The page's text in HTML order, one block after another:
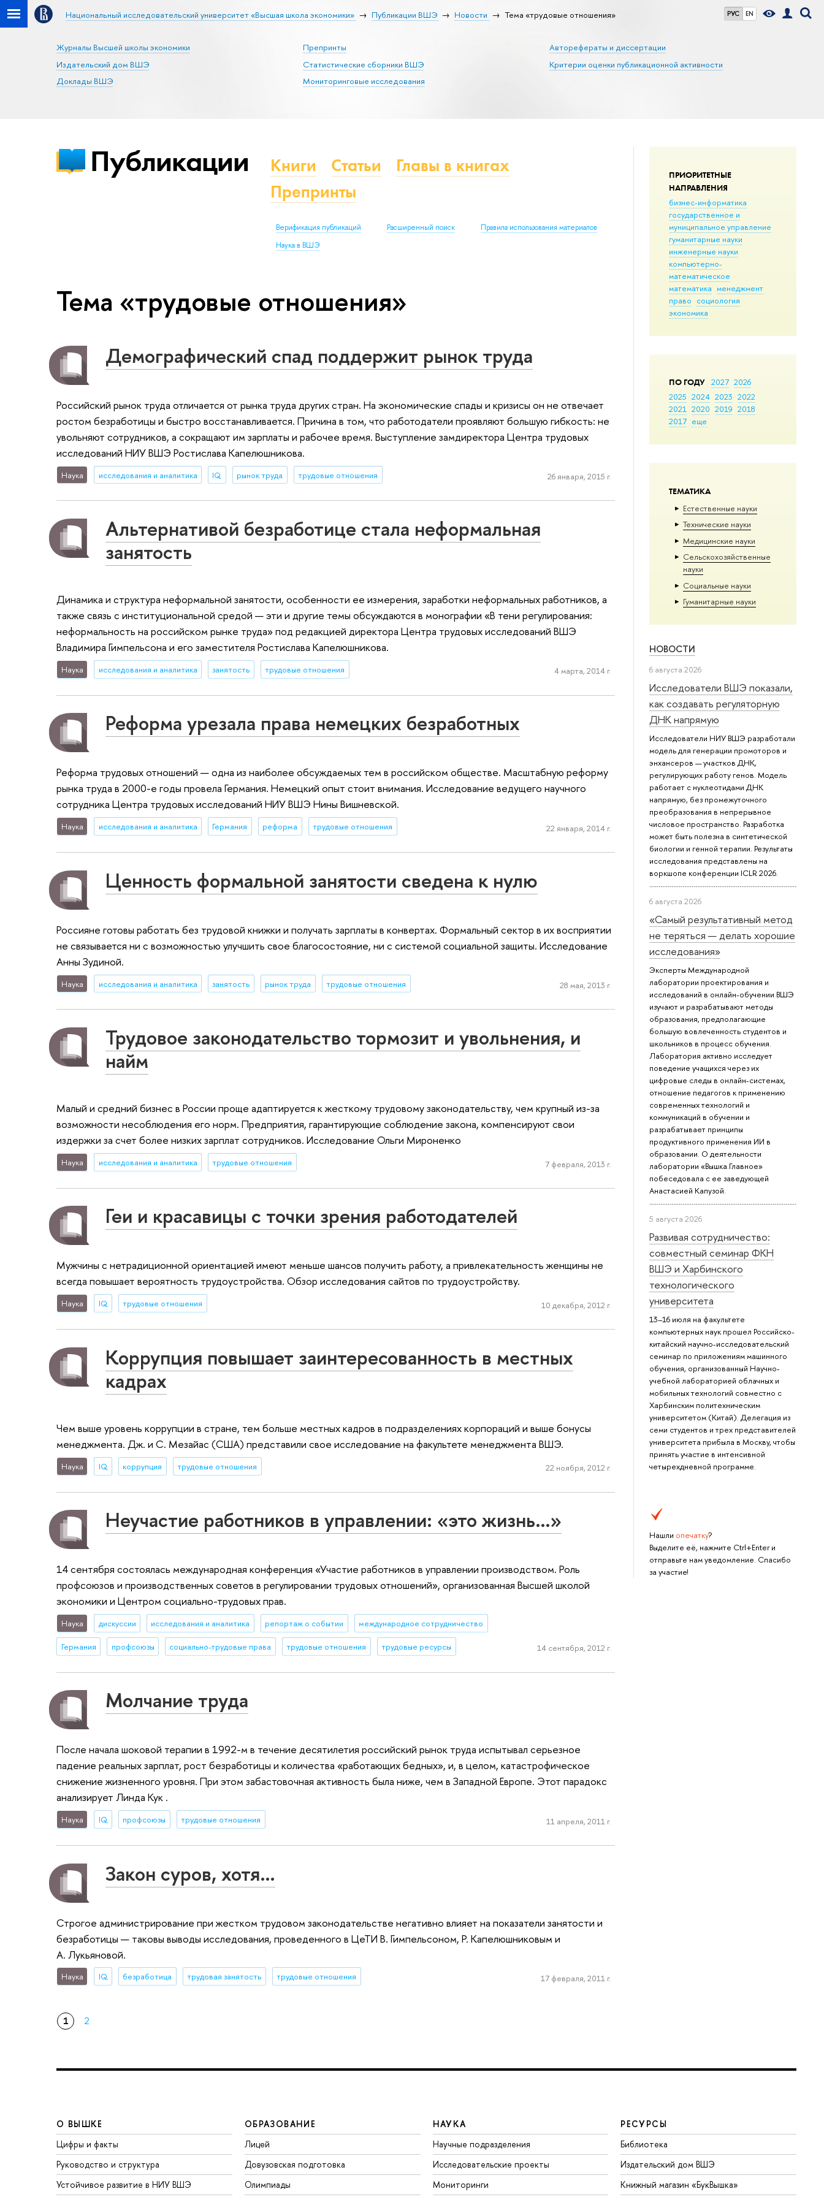
РУС EN
Национальный исследовательский университет «Высшая школа экономики» Публикации ВШЭ Новости Тема «трудовые отношения»
Журналы Высшей школы экономики
Издательский дом ВШЭ
Доклады ВШЭ
Препринты
Статистические сборники ВШЭ
Мониторинговые исследования
Авторефераты и диссертации
Критерии оценки публикационной активности
ПРИОРИТЕТНЫЕ
НАПРАВЛЕНИЯ
бизнес-информатика
государственное и
муниципальное управление
гуманитарные науки
инженерные науки
компьютерно-
математическое
математика менеджмент
право социология
экономика
ПО ГОДУ 2027 2026
2025 2024 2023 2022
2021 2020 2019 2018
2017 еще
ТЕМАТИКА
Естественные науки
Тех­ничес­кие науки
Медицинские науки
Сельскохозяйственные
науки
Социальные науки
Гуманитарные науки
НОВОСТИ
6 августа 2026
Исследователи ВШЭ показали,
как создавать регуляторную
ДНК напрямую
Исследователи НИУ ВШЭ разработали
модель для генерации промоторов и
энхансеров — участков ДНК,
регулирующих работу генов. Модель
работает с нуклеотидами ДНК
напрямую, без промежуточного
преобразования в непрерывное
числовое пространство. Разработка
может быть полезна в синтетической
биологии и генной терапии. Результаты
исследования представлены на
воркшопе конференции ICLR 2026.
6 августа 2026
«Самый результативный метод
не теряться — делать хорошие
исследования»
Эксперты Международной
лаборатории проектирования и
исследований в онлайн-обучении ВШЭ
изучают и разрабатывают методы
образования, предполагающие
большую вовлеченность студентов и
школьников в процесс обучения.
Лаборатория активно исследует
поведение учащихся через их
цифровые следы в онлайн-системах,
отношение педагогов к применению
современных технологий и
коммуникаций в обучении и
разрабатывает принципы
продуктивного применения ИИ в
образовании. О деятельности
лаборатории «Вышка.Главное»
побеседовала с ее заведующей
Анастасией Капузой.
5 августа 2026
Развивая сотрудничество:
совместный семинар ФКН
ВШЭ и Харбинского
технологического
университета
13–16 июля на факультете
компьютерных наук прошел Российско-
китайский научно-исследовательский
семинар по приложениям машинного
обучения, организованный Научно-
учебной лабораторией облачных и
мобильных технологий совместно с
Харбинским политехническим
университетом (Китай). Делегация из
семи студентов и трех представителей
университета прибыла в Москву, чтобы
принять участие в интенсивной
четырехдневной программе.
Нашли опечатку?
Выделите её, нажмите Ctrl+Enter и
отправьте нам уведомление. Спасибо
за участие!
Публикации Книги Статьи
Главы в книгах
Препринты
Верификация публикаций Расширенный поиск
Правила использования материалов
Наука в ВШЭ
Тема «трудовые отношения»
Демографический спад поддержит рынок труда
Российский рынок труда отличается от рынка труда других стран. На экономические спады и кризисы он не отвечает
ростом безработицы и быстро восстанавливается. Причина в том, что работодатели проявляют большую гибкость: не
увольняют сотрудников, а сокращают им зарплаты и рабочее время. Выступление замдиректора Центра трудовых
исследований НИУ ВШЭ Ростислава Капелюшникова.
Наука исследования и аналитика IQ рынок труда трудовые отношения 26 января, 2015 г.
Альтернативой безработице стала неформальная
занятость
Динамика и структура неформальной занятости, особенности ее измерения, заработки неформальных работников, а
также связь с институциональной средой — эти и другие темы обсуждаются в монографии «В тени регулирования:
неформальность на российском рынке труда» под редакцией директора Центра трудовых исследований ВШЭ
Владимира Гимпельсона и его заместителя Ростислава Капелюшникова.
Наука исследования и аналитика занятость трудовые отношения 4 марта, 2014 г.
Реформа урезала права немецких безработных
Реформа трудовых отношений — одна из наиболее обсуждаемых тем в российском обществе. Масштабную реформу
рынка труда в 2000-е годы провела Германия. Немецкий опыт стоит внимания. Исследование ведущего научного
сотрудника Центра трудовых исследований НИУ ВШЭ Нины Вишневской.
Наука исследования и аналитика Германия реформа трудовые отношения 22 января, 2014 г.
Ценность формальной занятости сведена к нулю
Россияне готовы работать без трудовой книжки и получать зарплаты в конвертах. Формальный сектор в их восприятии
не связывается ни с возможностью улучшить свое благосостояние, ни с системой социальной защиты. Исследование
Анны Зудиной.
Наука исследования и аналитика занятость рынок труда трудовые отношения 28 мая, 2013 г.
Трудовое законодательство тормозит и увольнения, и
найм
Малый и средний бизнес в России проще адаптируется к жесткому трудовому законодательству, чем крупный из-за
возможности несоблюдения его норм. Предприятия, гарантирующие соблюдение закона, компенсируют свои
издержки за счет более низких зарплат сотрудников. Исследование Ольги Мироненко
Наука исследования и аналитика трудовые отношения 7 февраля, 2013 г.
Геи и красавицы с точки зрения работодателей
Мужчины с нетрадиционной ориентацией имеют меньше шансов получить работу, а привлекательность женщины не
всегда повышает вероятность трудоустройства. Обзор исследования сайтов по трудоустройству.
Наука IQ трудовые отношения 10 декабря, 2012 г.
Коррупция повышает заинтересованность в местных
кадрах
Чем выше уровень коррупции в стране, тем больше местных кадров в подразделениях корпораций и выше бонусы
менеджмента. Дж. и С. Мезайас (США) представили свое исследование на факультете менеджмента ВШЭ.
Наука IQ коррупция трудовые отношения 22 ноября, 2012 г.
Неучастие работников в управлении: «это жизнь…»
14 сентября состоялась международная конференция «Участие работников в управлении производством. Роль
профсоюзов и производственных советов в регулировании трудовых отношений», организованная Высшей школой
экономики и Центром социально-трудовых прав.
Наука дискуссии исследования и аналитика репортаж о событии международное сотрудничество
Германия профсоюзы социально-трудовые права трудовые отношения трудовые ресурсы 14 сентября, 2012 г.
Молчание труда
После начала шоковой терапии в 1992-м в течение десятилетия российский рынок труда испытывал серьезное
падение реальных зарплат, рост безработицы и количества «работающих бедных», и, в целом, катастрофическое
снижение жизненного уровня. При этом забастовочная активность была ниже, чем в Западной Европе. Этот парадокс
анализирует Линда Кук .
Наука IQ профсоюзы трудовые отношения 11 апреля, 2011 г.
Закон суров, хотя…
Строгое администрирование при жестком трудовом законодательстве негативно влияет на показатели занятости и
безработицы — таковы выводы исследования, проведенного в ЦеТИ В. Гимпельсоном, Р. Капелюшниковым и
А. Лукьяновой.
Наука IQ безработица трудовая занятость трудовые отношения 17 февраля, 2011 г.
1 2
О ВЫШКЕ
Цифры и факты
Руководство и структура
Устойчивое развитие в НИУ ВШЭ
ОБРАЗОВАНИЕ
Лицей
Довузовская подготовка
Олимпиады
НАУКА
Научные подразделения
Исследовательские проекты
Мониторинги
РЕСУРСЫ
Библиотека
Издательский дом ВШЭ
Книжный магазин «БукВышка»